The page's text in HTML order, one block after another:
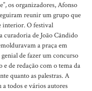
os organizadores, Afonso
reunir um grupo que
interior. O festival
curadoria de João Cândido
a praça em
de fazer um concurso
e de redação com o tema da
quanto as palestras. A
a todos e vários autores